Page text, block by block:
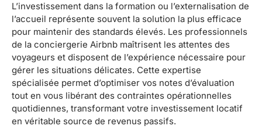
L’investissement dans la formation ou l’externalisation de
l’accueil représente souvent la solution la plus efficace
pour maintenir des standards élevés. Les professionnels
de la conciergerie Airbnb maîtrisent les attentes des
voyageurs et disposent de l’expérience nécessaire pour
gérer les situations délicates. Cette expertise
spécialisée permet d’optimiser vos notes d’évaluation
tout en vous libérant des contraintes opérationnelles
quotidiennes, transformant votre investissement locatif
en véritable source de revenus passifs.